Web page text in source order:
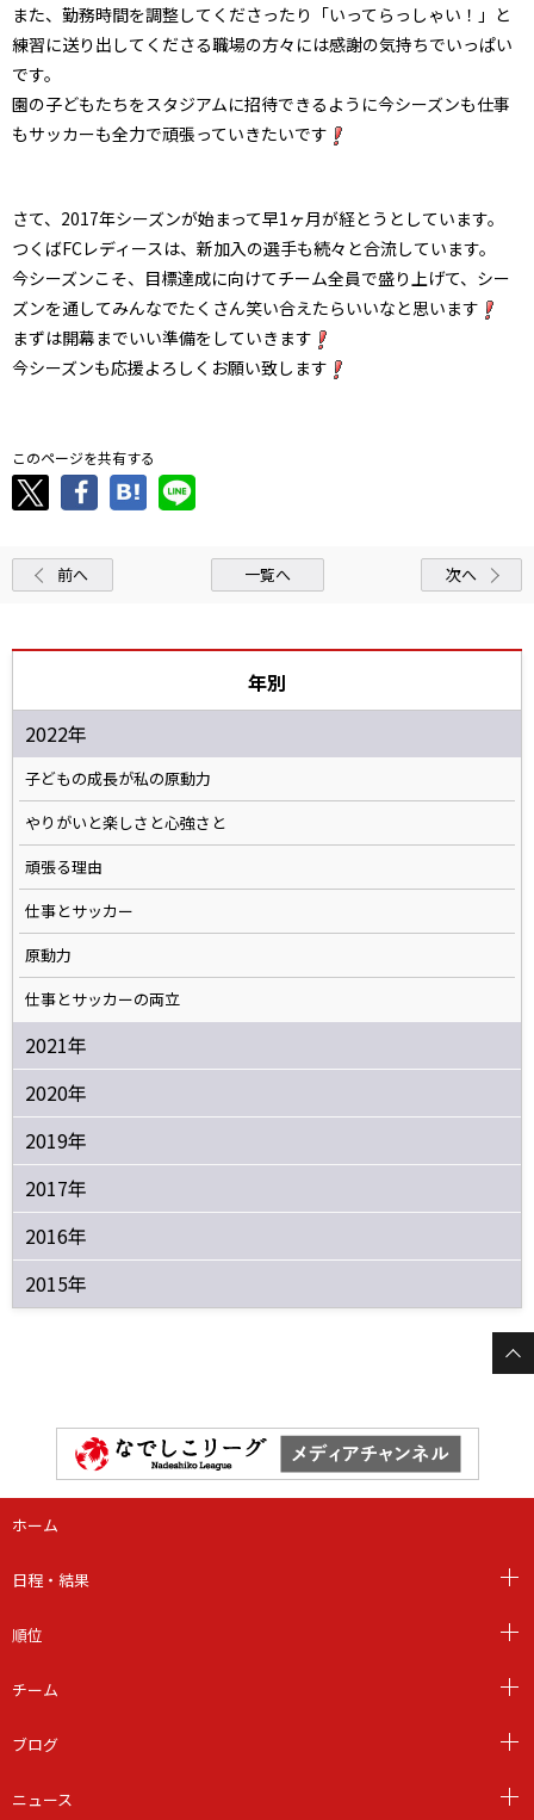
また、勤務時間を調整してくださったり「いってらっしゃい！」と
練習に送り出してくださる職場の方々には感謝の気持ちでいっぱい
です。
園の子どもたちをスタジアムに招待できるように今シーズンも仕事
もサッカーも全力で頑張っていきたいです
さて、2017年シーズンが始まって早1ヶ月が経とうとしています。
つくばFCレディースは、新加入の選手も続々と合流しています。
今シーズンこそ、目標達成に向けてチーム全員で盛り上げて、シー
ズンを通してみんなでたくさん笑い合えたらいいなと思います
まずは開幕までいい準備をしていきます
今シーズンも応援よろしくお願い致します
このページを共有する
前へ 一覧へ 次へ
年別
2022年
子どもの成長が私の原動力
やりがいと楽しさと心強さと
頑張る理由
仕事とサッカー
原動力
仕事とサッカーの両立
2021年
2020年
2019年
2017年
2016年
2015年
ホーム
日程・結果
順位
チーム
ブログ
ニュース